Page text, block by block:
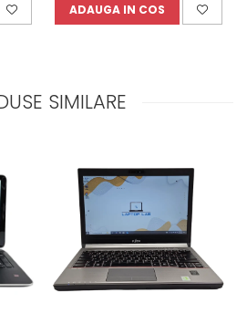
ADAUGA IN COS
SIMILARE